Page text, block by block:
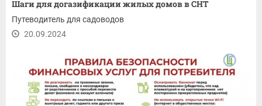
Шаги для догазификации жилых домов в СНТ
Путеводитель для садоводов
20.09.2024